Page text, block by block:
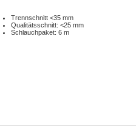
Trennschnitt <35 mm
Qualitätsschnitt: <25 mm
Schlauchpaket: 6 m